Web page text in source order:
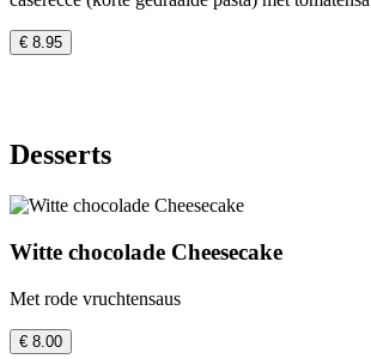
€ 8.95
Desserts
Witte chocolade Cheesecake
Met rode vruchtensaus
€ 8.00